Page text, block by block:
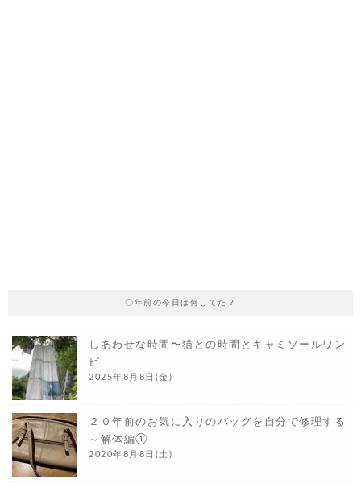
〇年前の今日は何してた？
しあわせな時間〜猫との時間とキャミソールワン
ピ
2025年8月8日(金)
２０年前のお気に入りのバッグを自分で修理する
～解体編①
2020年8月8日(土)